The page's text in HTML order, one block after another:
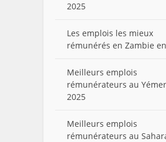
2025
Les emplois les mieux
rémunérés en Zambie
Meilleurs emplois
rémunérateurs au
2025
Meilleurs emplois
rémunérateurs au